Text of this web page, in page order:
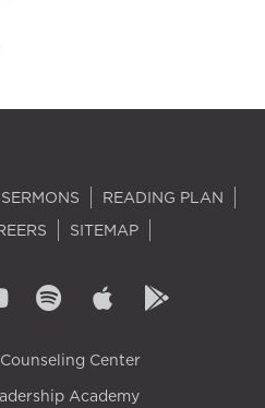
SERMONS
READING PLAN
SITEMAP
Center
Academy